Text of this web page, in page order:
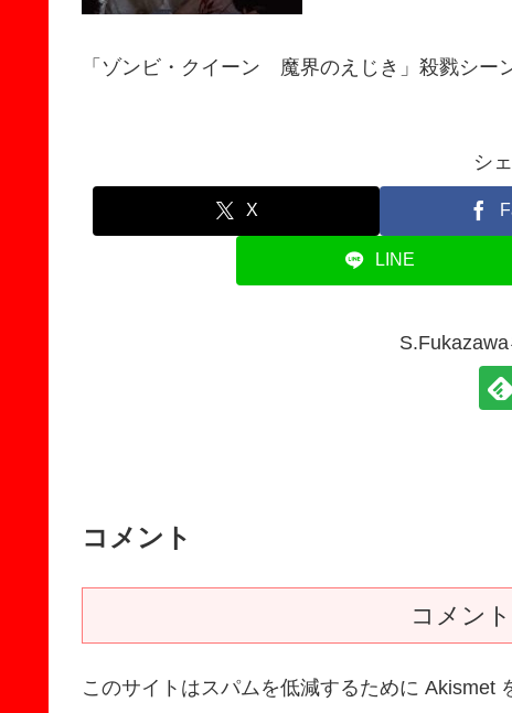
「ゾンビ・クイーン 魔界のえじき」殺戮シー
シ
X
LINE
コメント
コメン
このサイトはスパムを低減するために Akismet